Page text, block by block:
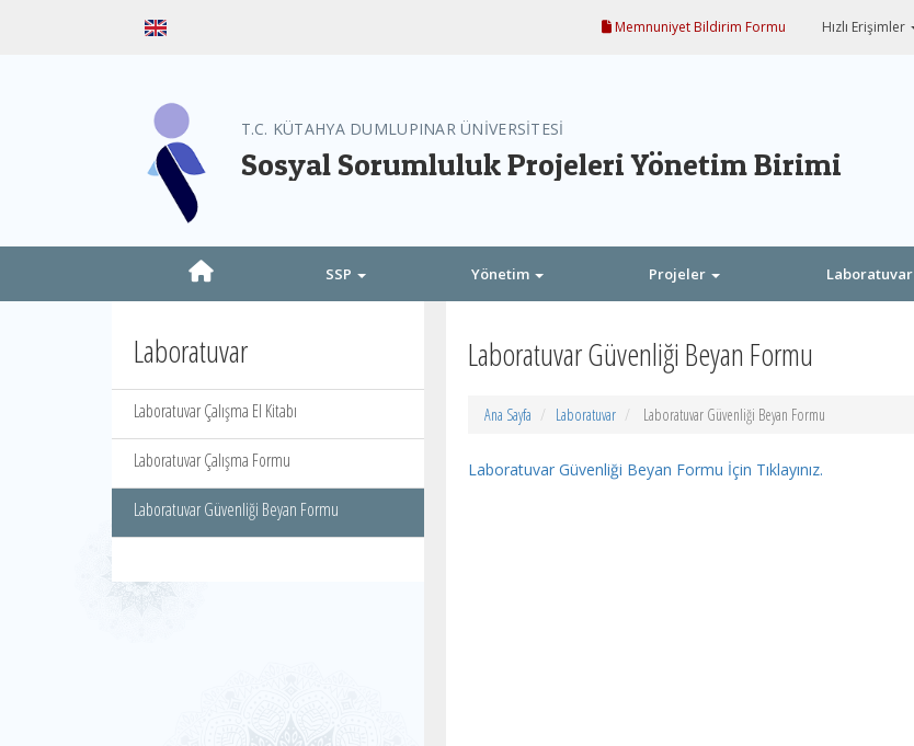
Memnuniyet Bildirim Formu Hızlı Erişimler
T.C. KÜTAHYA DUMLUPINAR ÜNİVERSİTESİ
Sosyal Sorumluluk Projeleri Yönetim Birimi
SSP Yönetim Projeler Laboratuvar
Laboratuvar
Laboratuvar Çalışma El Kitabı
Laboratuvar Çalışma Formu
Laboratuvar Güvenliği Beyan Formu
Laboratuvar Güvenliği Beyan Formu
Ana Sayfa Laboratuvar Laboratuvar Güvenliği Beyan Formu
Laboratuvar Güvenliği Beyan Formu İçin Tıklayınız.